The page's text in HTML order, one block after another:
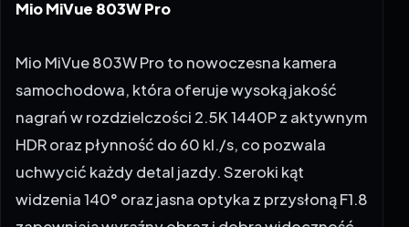
nagrań w rozdzielczości 2.5K 1440P z aktywnym
HDR oraz płynność do 60 kl./s, co pozwala
uchwycić każdy detal jazdy. Szeroki kąt
widzenia 140° oraz jasna optyka z przysłoną F1.8
zapewniają wyraźny obraz i dobrą widoczność
tablic rejestracyjnych w różnych warunkach